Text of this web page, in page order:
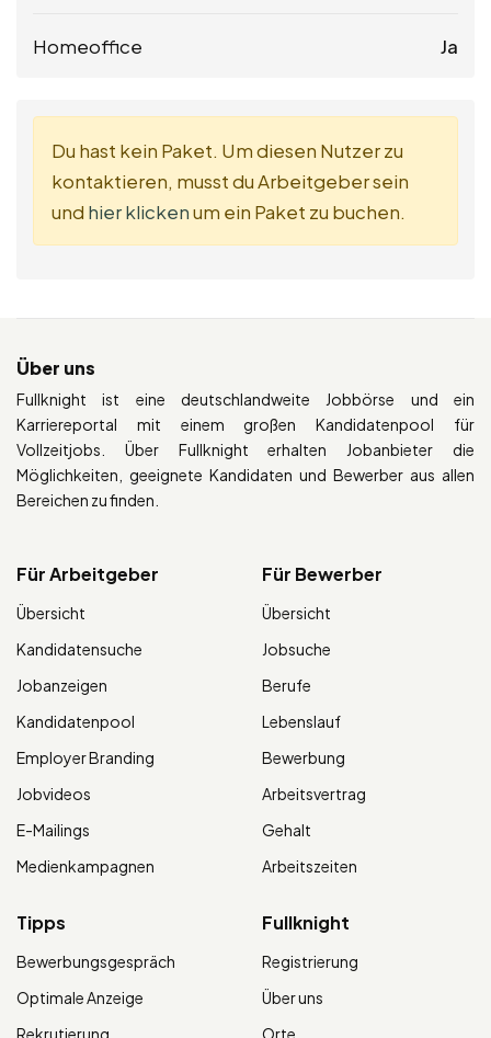
Homeoffice Ja
Du hast kein Paket. Um diesen Nutzer zu
kontaktieren, musst du Arbeitgeber sein
und hier klickenum ein Paket zu buchen.
Über uns
Fullknight ist eine deutschlandweite Jobbörse und ein
Karriereportal mit einem großen Kandidatenpool für
Vollzeitjobs. Über Fullknight erhalten Jobanbieter die
Möglichkeiten, geeignete Kandidaten und Bewerber aus allen
Bereichen zu finden.
Für Arbeitgeber
Übersicht
Kandidatensuche
Jobanzeigen
Kandidatenpool
Employer Branding
Jobvideos
E-Mailings
Medienkampagnen
Für Bewerber
Übersicht
Jobsuche
Berufe
Lebenslauf
Bewerbung
Arbeitsvertrag
Gehalt
Arbeitszeiten
Tipps
Bewerbungsgespräch
Optimale Anzeige
Rekrutierung
Fullknight
Registrierung
Über uns
Orte